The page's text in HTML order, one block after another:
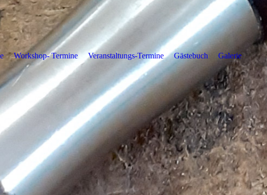
Workshop- Termine Veranstaltungs-Termine Gästebuch Galerie